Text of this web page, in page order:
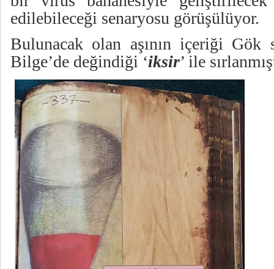
edilebileceği senaryosu görüşülüyor.
Bulunacak olan aşının içeriği Gök
Bilge’de değindiği ‘iksir’ ile